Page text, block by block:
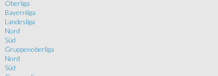
Oberliga
Bayernliga
Landesliga
Nord
Süd
Gruppenoberliga
Nord
Süd